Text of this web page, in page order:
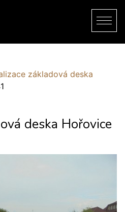
základová deska
deska Hořovice